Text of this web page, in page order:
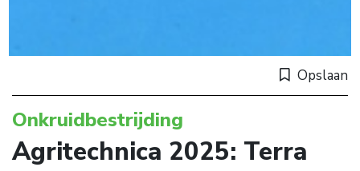
Opslaan
Onkruidbestrijding
Agritechnica 2025: Terra